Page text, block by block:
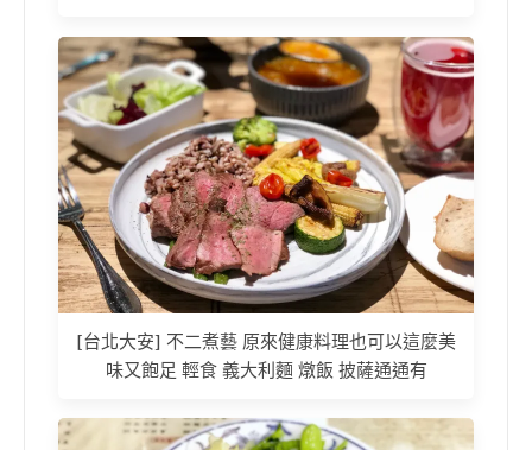
[台北大安] 不二煮藝 原來健康料理也可以這麼美
味又飽足 輕食 義大利麵 燉飯 披薩通通有